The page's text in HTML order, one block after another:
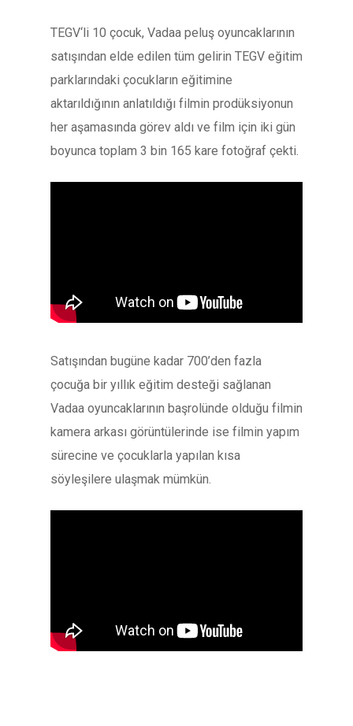
TEGV‘li 10 çocuk, Vadaa peluş oyuncaklarının
satışından elde edilen tüm gelirin TEGV eğitim
parklarındaki çocukların eğitimine
aktarıldığının anlatıldığı filmin prodüksiyonun
her aşamasında görev aldı ve film için iki gün
boyunca toplam 3 bin 165 kare fotoğraf çekti.
Satışından bugüne kadar 700’den fazla
çocuğa bir yıllık eğitim desteği sağlanan
Vadaa oyuncaklarının başrolünde olduğu filmin
kamera arkası görüntülerinde ise filmin yapım
sürecine ve çocuklarla yapılan kısa
söyleşilere ulaşmak mümkün.